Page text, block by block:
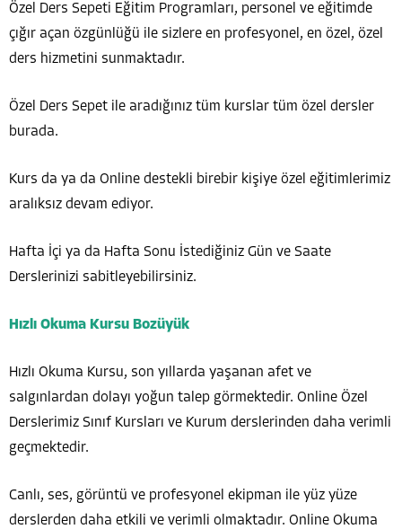
Özel Ders Sepeti Eğitim Programları, personel ve eğitimde
çığır açan özgünlüğü ile sizlere en profesyonel, en özel, özel
ders hizmetini sunmaktadır.
Özel Ders Sepet ile aradığınız tüm kurslar tüm özel dersler
burada.
Kurs da ya da Online destekli birebir kişiye özel eğitimlerimiz
aralıksız devam ediyor.
Hafta İçi ya da Hafta Sonu İstediğiniz Gün ve Saate
Derslerinizi sabitleyebilirsiniz.
Hızlı Okuma Kursu Bozüyük
Hızlı Okuma Kursu, son yıllarda yaşanan afet ve
salgınlardan dolayı yoğun talep görmektedir. Online Özel
Derslerimiz Sınıf Kursları ve Kurum derslerinden daha verimli
geçmektedir.
Canlı, ses, görüntü ve profesyonel ekipman ile yüz yüze
derslerden daha etkili ve verimli olmaktadır. Online Okuma